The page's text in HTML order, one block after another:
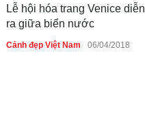
Lễ hội hóa trang Venice diễn
ra giữa biển nước
Cảnh đẹp Việt Nam 06/04/2018